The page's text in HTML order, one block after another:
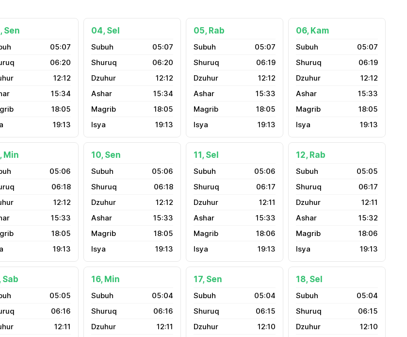
Sen
05:07
06:20
12:12
15:34
18:05
19:13
04, Sel
05:07
06:20
12:12
15:34
18:05
19:13
05, Rab
05:07
06:19
12:12
15:33
18:05
19:13
06, Kam
05:07
06:19
12:12
15:33
18:05
19:13
Min
05:06
06:18
12:12
15:33
18:05
19:13
10, Sen
05:06
06:18
12:12
15:33
18:05
19:13
11, Sel
05:06
06:17
12:11
15:33
18:06
19:13
12, Rab
05:05
06:17
12:11
15:32
18:06
19:13
Sab
05:05
06:16
12:11
16, Min
05:04
06:16
12:11
17, Sen
05:04
06:15
12:10
18, Sel
05:04
06:15
12:10